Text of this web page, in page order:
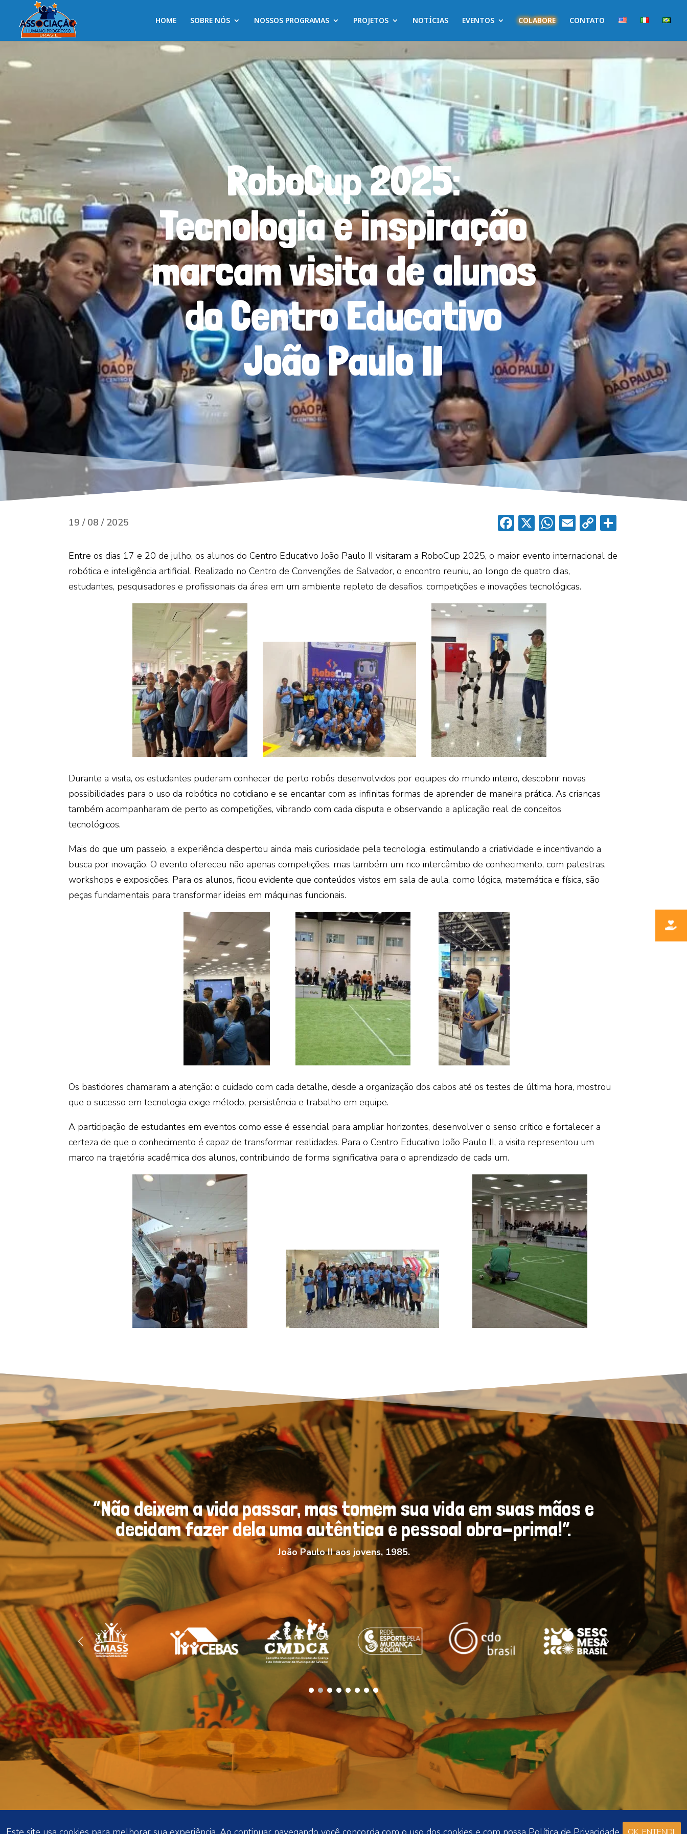
HOME SOBRE NÓS NOSSOS PROGRAMAS PROJETOS NOTÍCIAS EVENTOS COLABORE CONTATO
RoboCup 2025:
Tecnologia e inspiração
marcam visita de alunos
do Centro Educativo
João Paulo II
19 / 08 / 2025 Facebook
XWhatsApp
Email
CopyShare
Entre os dias 17 e 20 de julho, os alunos do Centro Educativo João Paulo II visitaram a RoboCup 2025, o maior evento internacional de
robótica e inteligência artificial. Realizado no Centro de Convenções de Salvador, o encontro reuniu, ao longo de quatro dias,
estudantes, pesquisadores e profissionais da área em um ambiente repleto de desafios, competições e inovações tecnológicas.
Durante a visita, os estudantes puderam conhecer de perto robôs desenvolvidos por equipes do mundo inteiro, descobrir novas
possibilidades para o uso da robótica no cotidiano e se encantar com as infinitas formas de aprender de maneira prática. As crianças
também acompanharam de perto as competições, vibrando com cada disputa e observando a aplicação real de conceitos
tecnológicos.
Mais do que um passeio, a experiência despertou ainda mais curiosidade pela tecnologia, estimulando a criatividade e incentivando a
busca por inovação. O evento ofereceu não apenas competições, mas também um rico intercâmbio de conhecimento, com palestras,
workshops e exposições. Para os alunos, ficou evidente que conteúdos vistos em sala de aula, como lógica, matemática e física, são
peças fundamentais para transformar ideias em máquinas funcionais.
Os bastidores chamaram a atenção: o cuidado com cada detalhe, desde a organização dos cabos até os testes de última hora, mostrou
que o sucesso em tecnologia exige método, persistência e trabalho em equipe.
A participação de estudantes em eventos como esse é essencial para ampliar horizontes, desenvolver o senso crítico e fortalecer a
certeza de que o conhecimento é capaz de transformar realidades. Para o Centro Educativo João Paulo II, a visita representou um
marco na trajetória acadêmica dos alunos, contribuindo de forma significativa para o aprendizado de cada um.
“Não deixem a vida passar, mas tomem sua vida em suas mãos e
decidam fazer dela uma autêntica e pessoal obra-prima!”.
João Paulo II aos jovens, 1985.